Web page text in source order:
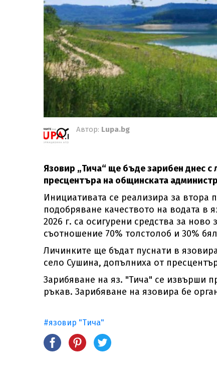
Автор: Lupa.bg
Язовир „Тича“ ще бъде зарибен днес
пресцентъра на общинската
Инициативата се реализира за втора
подобряване качеството на водата
2026 г. са осигурени средства за
съотношение 70% толстолоб и 30%
Личинките ще бъдат пуснати в
село Сушина, допълниха от
Зарибяване на яз. "Тича" се извърши
ръкав. Зарибяване на язовира бе
#язовир "Тича"